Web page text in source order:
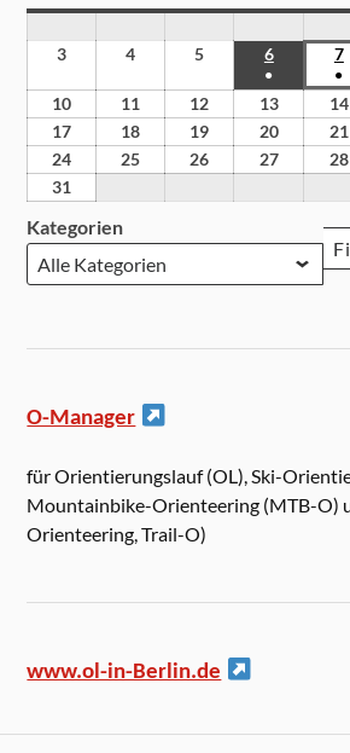
3
4 5 6
●
7
●
10 11 12 13 14
17
18 19 20 21
24
25 26 27 28
31
Kategorien
O-Manager
für Orientierungslauf (OL), Ski-
Mountainbike-Orienteering (MTB-O)
Orienteering, Trail-O)
www.ol-in-Berlin.de